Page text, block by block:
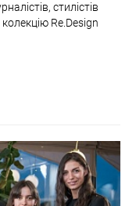
стилістів
Re.Design